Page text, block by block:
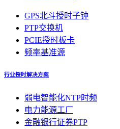
GPS北斗授时子钟
PTP交换机
PCIE授时板卡
频率基准源
行业授时解决方案
弱电智能化NTP时频
电力能源工厂
金融银行证券PTP